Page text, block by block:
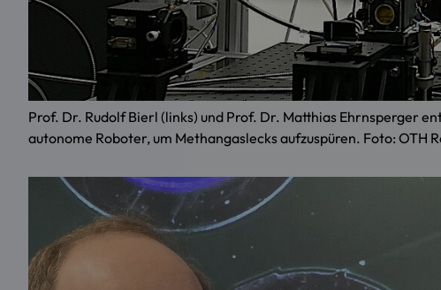
Prof. Dr. Rudolf Bierl (links) und Prof. Dr. Matthias Ehrnsperger
autonome Roboter, um Methangaslecks aufzuspüren. Foto: OTH